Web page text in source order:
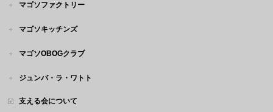
マゴソファクトリー
マゴソキッチンズ
マゴソOBOGクラブ
ジュンバ・ラ・ワトト
支える会について